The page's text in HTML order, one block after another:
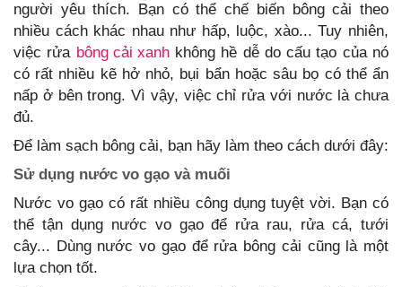
người yêu thích. Bạn có thể chế biến bông cải theo
nhiều cách khác nhau như hấp, luộc, xào... Tuy nhiên,
việc rửa bông cải xanhkhông hề dễ do cấu tạo của nó
có rất nhiều kẽ hở nhỏ, bụi bẩn hoặc sâu bọ có thể ẩn
nấp ở bên trong. Vì vậy, việc chỉ rửa với nước là chưa
đủ.
Để làm sạch bông cải, bạn hãy làm theo cách dưới đây:
Sử dụng nước vo gạo và muối
Nước vo gạo có rất nhiều công dụng tuyệt vời. Bạn có
thể tận dụng nước vo gạo để rửa rau, rửa cá, tưới
cây... Dùng nước vo gạo để rửa bông cải cũng là một
lựa chọn tốt.